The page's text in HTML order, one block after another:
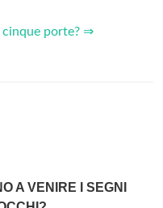
cinque porte? ⇒
A VENIRE I SEGNI